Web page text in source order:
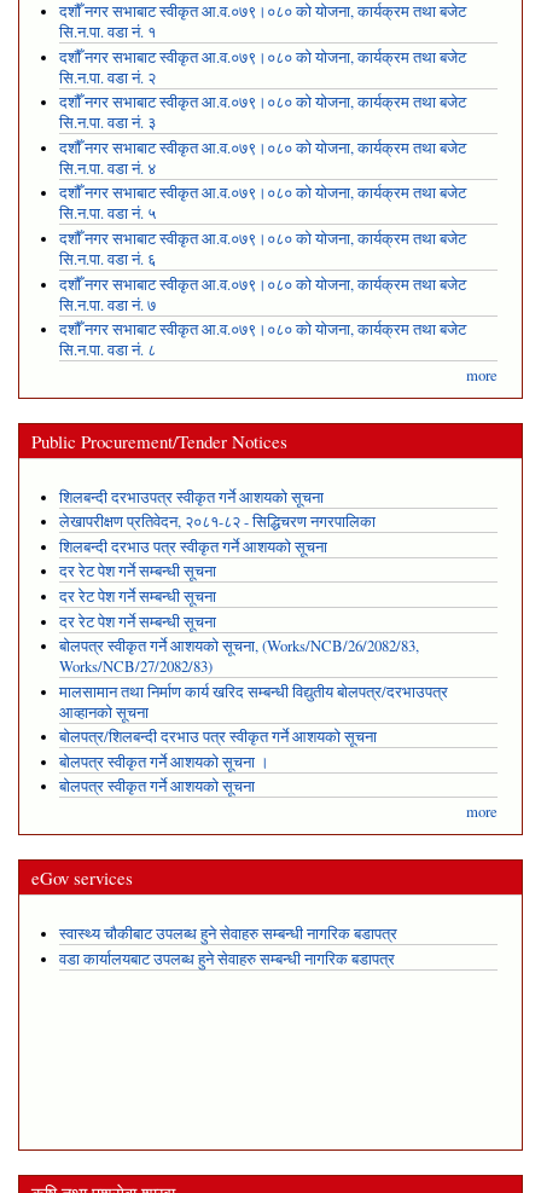
दशौँ नगर सभाबाट स्वीकृत आ.व.०७९।०८० को योजना, कार्यक्रम तथा बजेट
सि.न.पा. वडा नं. १
दशौँ नगर सभाबाट स्वीकृत आ.व.०७९।०८० को योजना, कार्यक्रम तथा बजेट
सि.न.पा. वडा नं. २
दशौँ नगर सभाबाट स्वीकृत आ.व.०७९।०८० को योजना, कार्यक्रम तथा बजेट
सि.न.पा. वडा नं. ३
दशौँ नगर सभाबाट स्वीकृत आ.व.०७९।०८० को योजना, कार्यक्रम तथा बजेट
सि.न.पा. वडा नं. ४
दशौँ नगर सभाबाट स्वीकृत आ.व.०७९।०८० को योजना, कार्यक्रम तथा बजेट
सि.न.पा. वडा नं. ५
दशौँ नगर सभाबाट स्वीकृत आ.व.०७९।०८० को योजना, कार्यक्रम तथा बजेट
सि.न.पा. वडा नं. ६
दशौँ नगर सभाबाट स्वीकृत आ.व.०७९।०८० को योजना, कार्यक्रम तथा बजेट
सि.न.पा. वडा नं. ७
दशौँ नगर सभाबाट स्वीकृत आ.व.०७९।०८० को योजना, कार्यक्रम तथा बजेट
सि.न.पा. वडा नं. ८
more
Public Procurement/Tender Notices
शिलबन्दी दरभाउपत्र स्वीकृत गर्ने आशयको सूचना
लेखापरीक्षण प्रतिवेदन, २०८१-८२ - सिद्धिचरण नगरपालिका
शिलबन्दी दरभाउ पत्र स्वीकृत गर्ने आशयको सूचना
दर रेट पेश गर्ने सम्बन्धी सूचना
दर रेट पेश गर्ने सम्बन्धी सूचना
दर रेट पेश गर्ने सम्बन्धी सूचना
बोलपत्र स्वीकृत गर्ने आशयको सूचना, (Works/NCB/26/2082/83,
Works/NCB/27/2082/83)
मालसामान तथा निर्माण कार्य खरिद सम्बन्धी विद्युतीय बोलपत्र/दरभाउपत्र
आव्हानको सूचना
बोलपत्र/शिलबन्दी दरभाउ पत्र स्वीकृत गर्ने आशयको सूचना
बोलपत्र स्वीकृत गर्ने आशयको सूचना ।
बोलपत्र स्वीकृत गर्ने आशयको सूचना
more
eGov services
स्वास्थ्य चौकीबाट उपलब्ध हुने सेवाहरु सम्बन्धी नागरिक बडापत्र
वडा कार्यालयबाट उपलब्ध हुने सेवाहरु सम्बन्धी नागरिक बडापत्र